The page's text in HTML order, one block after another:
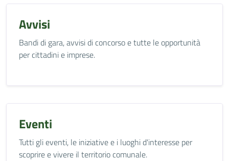
Avvisi
Bandi di gara, avvisi di concorso e tutte le opportunità
per cittadini e imprese.
Eventi
Tutti gli eventi, le iniziative e i luoghi d'interesse per
scoprire e vivere il territorio comunale.